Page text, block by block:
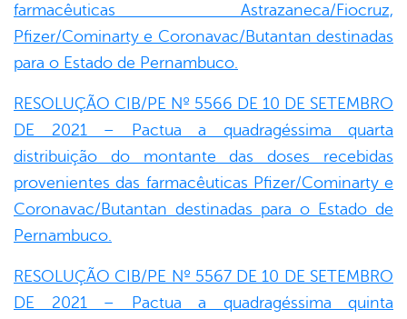
farmacêuticas Astrazaneca/Fiocruz,
Pfizer/Cominarty e Coronavac/Butantan destinadas
para o Estado de Pernambuco.
RESOLUÇÃO CIB/PE Nº 5566 DE 10 DE SETEMBRO
DE 2021 – Pactua a quadragéssima quarta
distribuição do montante das doses recebidas
provenientes das farmacêuticas Pfizer/Cominarty e
Coronavac/Butantan destinadas para o Estado de
Pernambuco.
RESOLUÇÃO CIB/PE Nº 5567 DE 10 DE SETEMBRO
DE 2021 – Pactua a quadragéssima quinta